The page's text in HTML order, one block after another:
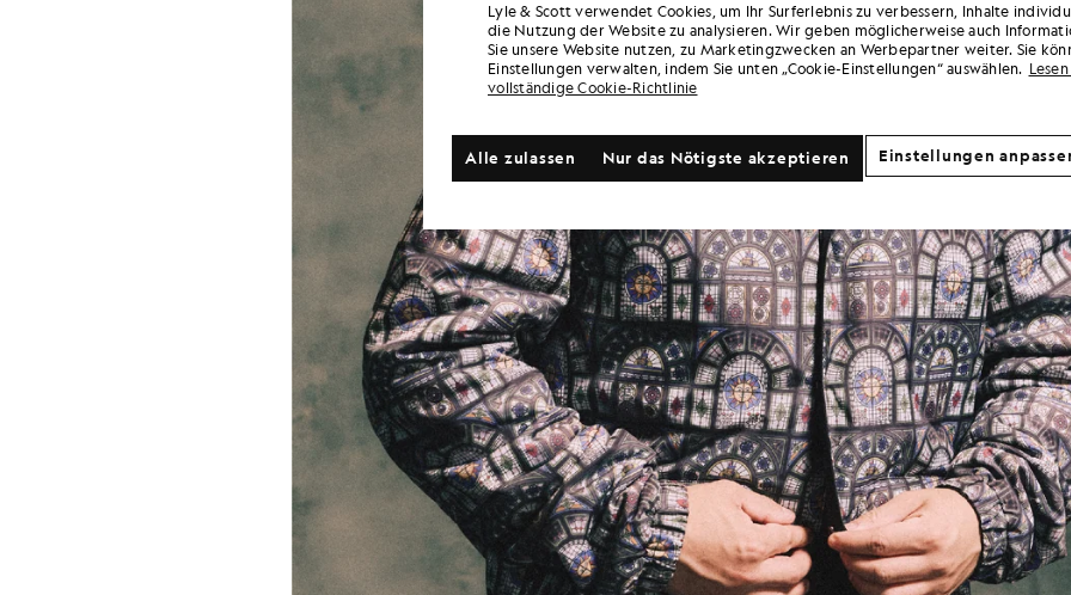
Lyle & Scott verwendet Cookies, um Ihr Surferlebnis zu verbessern, Inhalte
die Nutzung der Website zu analysieren. Wir geben möglicherweise auch
Sie unsere Website nutzen, zu Marketingzwecken an Werbepartner weiter. Sie
Einstellungen verwalten, indem Sie unten „Cookie-Einstellungen“ auswählen.
vollständige Cookie-Richtlinie
Nur das Nötigste akzeptieren
Alle zulassen Einstellungen